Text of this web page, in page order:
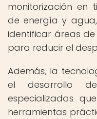
monitorización en
de energía y
identificar áreas
para reducir el
Además, la
el desarrollo de
especializadas
herramientas